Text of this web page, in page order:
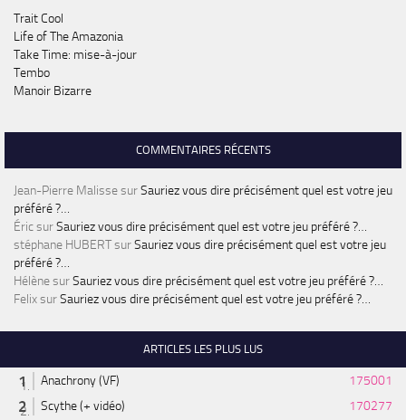
Trait Cool
Life of The Amazonia
Take Time: mise-à-jour
Tembo
Manoir Bizarre
COMMENTAIRES RÉCENTS
Jean-Pierre MalissesurSauriez vous dire précisément quel est votre jeu
préféré ?…
ÉricsurSauriez vous dire précisément quel est votre jeu préféré ?…
stéphane HUBERTsurSauriez vous dire précisément quel est votre jeu
préféré ?…
HélènesurSauriez vous dire précisément quel est votre jeu préféré ?…
FelixsurSauriez vous dire précisément quel est votre jeu préféré ?…
ARTICLES LES PLUS LUS
Anachrony (VF)
175001
Scythe (+ vidéo)
170277